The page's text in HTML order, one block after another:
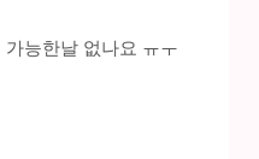
능한날 없나요 ㅠㅜ